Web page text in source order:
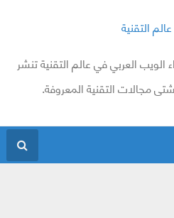
التقنية
الويب العربي في عالم التقنية تنشر
مجالات التقنية المعروفة.